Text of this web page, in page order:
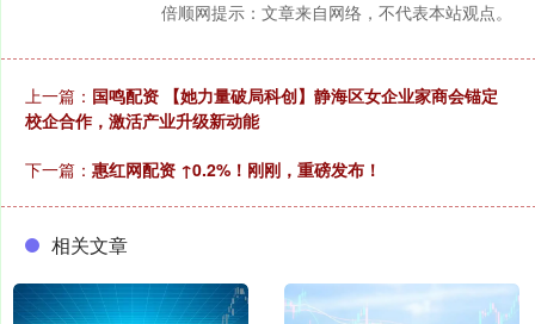
倍顺网提示：文章来自网络，不代表本站观点。
上一篇： 国鸣配资 【她力量破局科创】静海区女企业家商会锚定
校企合作，激活产业升级新动能
下一篇： 惠红网配资 ↑0.2%！刚刚，重磅发布！
相关文章